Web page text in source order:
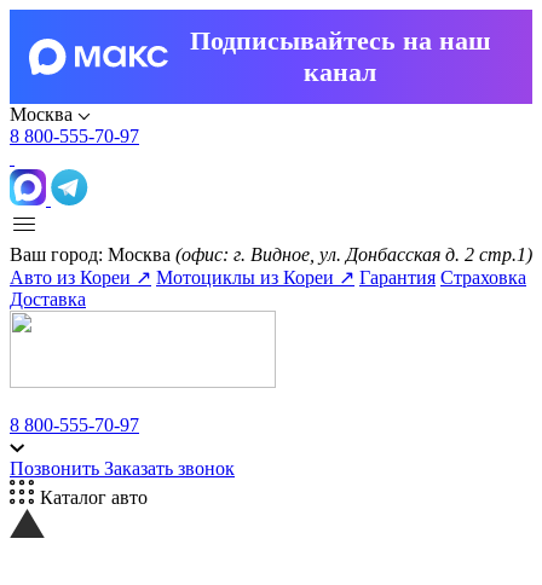
Подписывайтесь на наш
канал
Москва
8 800-555-70-97
Ваш город: Москва (офис: г. Видное, ул. Донбасская д. 2 стр.1)
Авто из Кореи ↗ Мотоциклы из Кореи ↗ Гарантия Страховка
Доставка
8 800-555-70-97
Позвонить Заказать звонок
Каталог авто